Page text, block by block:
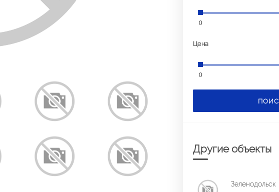
0
Цена
0
Другие объекты
Зеленодольск